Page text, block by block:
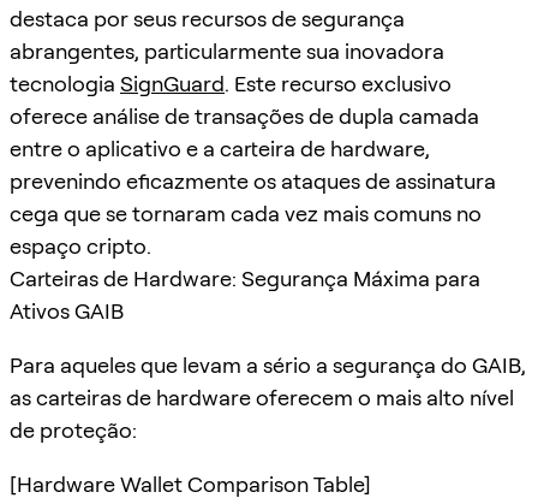
destaca por seus recursos de segurança
abrangentes, particularmente sua inovadora
tecnologia SignGuard. Este recurso exclusivo
oferece análise de transações de dupla camada
entre o aplicativo e a carteira de hardware,
prevenindo eficazmente os ataques de assinatura
cega que se tornaram cada vez mais comuns no
espaço cripto.
Carteiras de Hardware: Segurança Máxima para
Ativos GAIB
Para aqueles que levam a sério a segurança do GAIB,
as carteiras de hardware oferecem o mais alto nível
de proteção:
[Hardware Wallet Comparison Table]